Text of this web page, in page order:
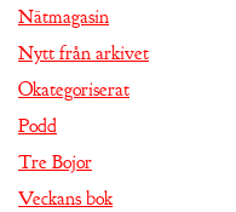
Nätmagasin
Nytt från arkivet
Okategoriserat
Podd
Tre Bojor
Veckans bok